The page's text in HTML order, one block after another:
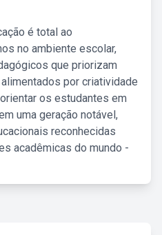
é total ao
no ambiente escolar,
que priorizam
por criatividade
os estudantes em
uma geração notável,
reconhecidas
acadêmicas do mundo -